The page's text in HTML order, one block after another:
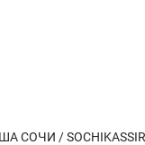
СОЧИ /